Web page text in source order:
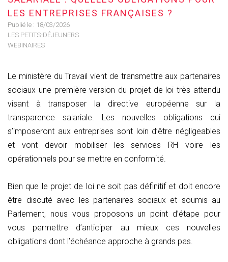
LES ENTREPRISES FRANÇAISES ?
Publié le : 18/03/2026
LES PETITS-DÉJEUNERS
WEBINAIRES
Le ministère du Travail vient de transmettre aux partenaires
sociaux une première version du projet de loi très attendu
visant à transposer la directive européenne sur la
transparence salariale. Les nouvelles obligations qui
s’imposeront aux entreprises sont loin d’être négligeables
et vont devoir mobiliser les services RH voire les
opérationnels pour se mettre en conformité.
Bien que le projet de loi ne soit pas définitif et doit encore
être discuté avec les partenaires sociaux et soumis au
Parlement, nous vous proposons un point d’étape pour
vous permettre d’anticiper au mieux ces nouvelles
obligations dont l’échéance approche à grands pas.